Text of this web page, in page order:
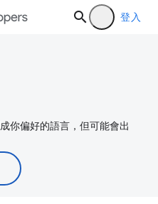
登入
你偏好的語言，但可能會出